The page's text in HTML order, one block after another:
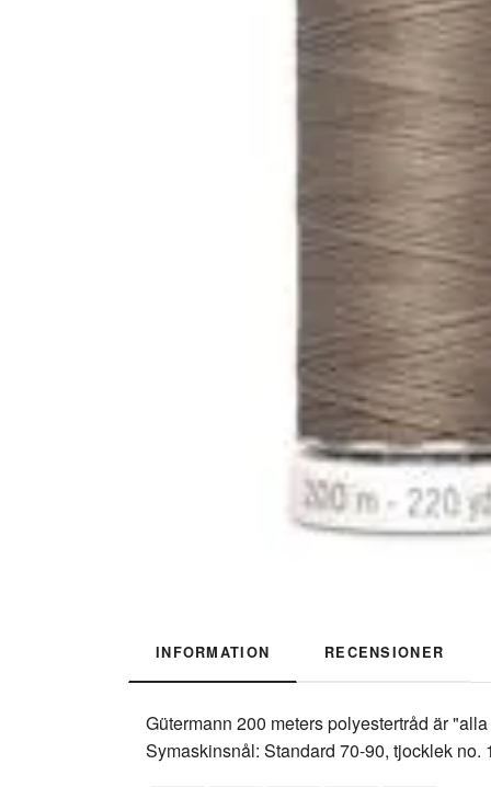
INFORMATION RECENSIONER
Gütermann 200 meters polyestertråd är
Symaskinsnål: Standard 70-90, tjocklek no.